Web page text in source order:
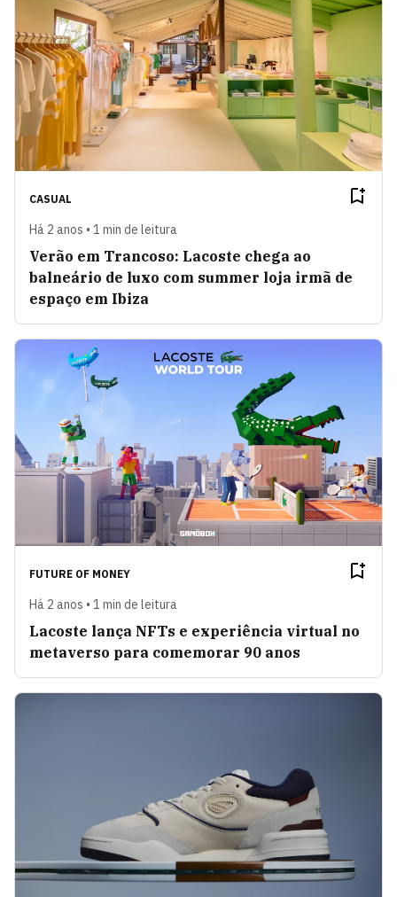
CASUAL
Há 2 anos • 1 min de leitura
Verão em Trancoso: Lacoste chega ao
balneário de luxo com summer loja irmã de
espaço em Ibiza
FUTURE OF MONEY
Há 2 anos • 1 min de leitura
Lacoste lança NFTs e experiência virtual no
metaverso para comemorar 90 anos